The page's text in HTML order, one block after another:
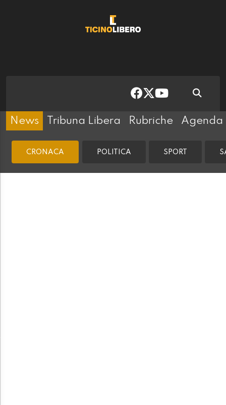
News Tribuna Libera Rubriche Agenda
CRONACA POLITICA SPORT